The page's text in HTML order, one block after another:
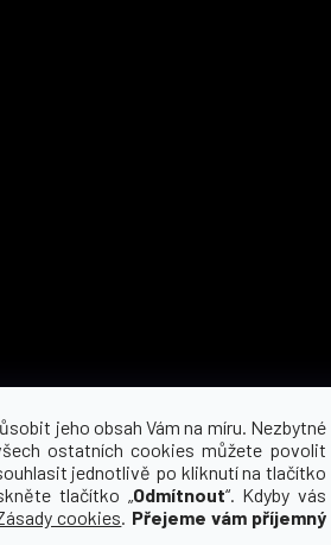
jeho obsah Vám na míru. Nezbytné
ostatních cookies můžete povolit
jednotlivě po kliknutí na tlačítko
tlačítko „Odmítnout“. Kdyby vás
cookies. Přejeme vám příjemný